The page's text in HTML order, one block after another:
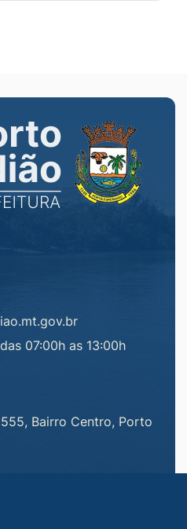
07:00h as 13:00h
Bairro Centro, Porto